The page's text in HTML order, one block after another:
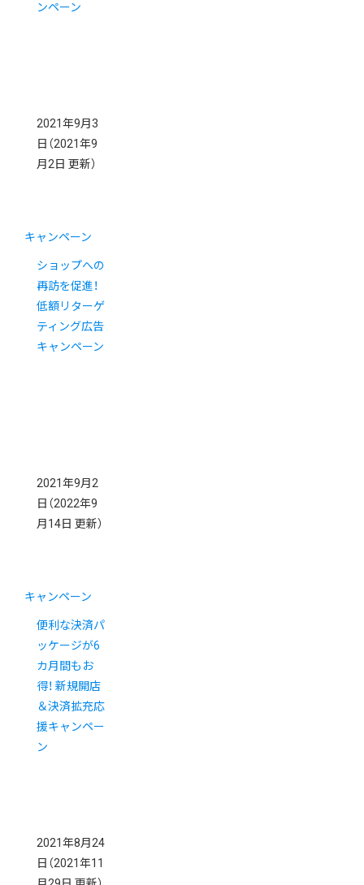
ンペーン
2021年9月3
日 （2021年9
月2日 更新）
キャンペーン
ショップへの
再訪を促進！
低額リターゲ
ティング広告
キャンペーン
2021年9月2
日 （2022年9
月14日 更新）
キャンペーン
便利な決済パ
ッケージが6
カ月間もお
得！ 新規開店
＆決済拡充応
援キャンペー
ン
2021年8月24
日 （2021年11